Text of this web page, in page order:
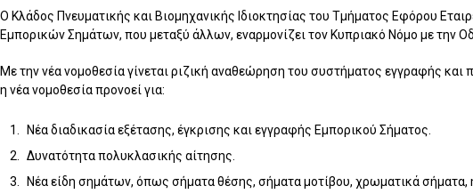
Ο Κλάδος Πνευματικής και Βιομηχανικής Ιδιοκτησίας του Τμήματος Εφόρου
Εμπορικών Σημάτων, που μεταξύ άλλων, εναρμονίζει τον Κυπριακό Νόμο με την
Με την νέα νομοθεσία γίνεται ριζική αναθεώρηση του συστήματος εγγραφής
η νέα νομοθεσία προνοεί για:
Νέα διαδικασία εξέτασης, έγκρισης και εγγραφής Εμπορικού Σήματος.
Δυνατότητα πολυκλασικής αίτησης.
Νέα είδη σημάτων, όπως σήματα θέσης, σήματα μοτίβου, χρωματικά σήματα,